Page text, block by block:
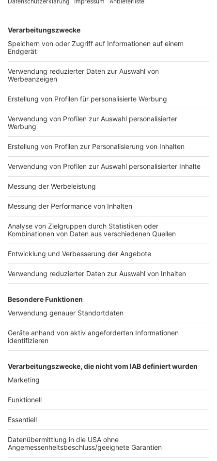
Gruppen, sondern auch viele Menschen in der Stadt
direkt. Wer am Montag in der Innenstadt unterwegs
ist, muss mit vollen Straßen, Umleitungen und
Martin-Luther-Platz, die Johanneskirche und die
Immermannstraße kann es voller werden.
Anzeige
Mehr Infos und Links zum Thema:
Hier informiert die Polizei über ihren Einsatz bei den
Protesten
Hier gibt es mehr Infos zum Protest an der Johannes
Kirche
So haben wir bei den letzten Protesten berichtet
Anzeige
Folge uns für mehr News & Updates:
Anzeige